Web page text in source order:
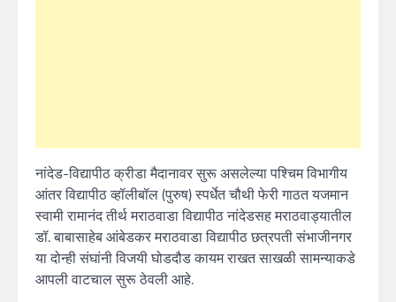
नांदेड-विद्यापीठ क्रीडा मैदानावर सुरू असलेल्या पश्चिम विभागीय
आंतर विद्यापीठ व्हॉलीबॉल (पुरुष) स्पर्धेत चौथी फेरी गाठत यजमान
स्वामी रामानंद तीर्थ मराठवाडा विद्यापीठ नांदेडसह मराठवाड्यातील
डॉ. बाबासाहेब आंबेडकर मराठवाडा विद्यापीठ छत्रपती संभाजीनगर
या दोन्ही संघांनी विजयी घोडदौड कायम राखत साखळी सामन्याकडे
आपली वाटचाल सुरू ठेवली आहे.